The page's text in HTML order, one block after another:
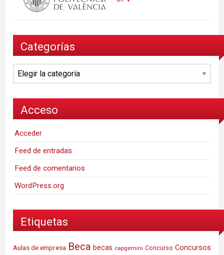
Categorías
Categorías
Acceso
Acceder
Feed de entradas
Feed de comentarios
WordPress.org
Etiquetas
Aulas de empresa Beca becas capgemini Concurso Concursos